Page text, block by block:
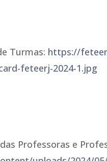
Turmas: https://
feteerj-2024-1.jpg
Professoras e